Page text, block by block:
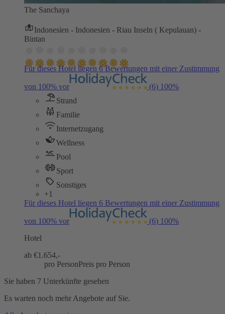
The Sanchaya
Indonesien - Indonesien - Riau Inseln ( Kepulauan) -
Bintan
Für dieses Hotel liegen 6 Bewertungen mit einer Zustimmung
von 100% vor (6) 100%
Strand
Familie
Internetzugang
Wellness
Pool
Sport
Sonstiges
+1
Für dieses Hotel liegen 6 Bewertungen mit einer Zustimmung
von 100% vor (6) 100%
Hotel
ab €1.654,-
pro PersonPreis pro Person
Sie haben 7 Unterkünfte gesehen
Es warten noch mehr Angebote auf Sie.